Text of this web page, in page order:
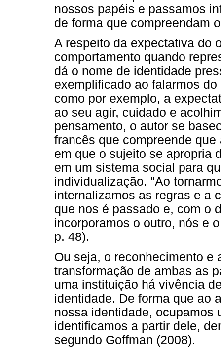
nossos papéis e passamos
de forma que compreendam
A respeito da expectativa do
comportamento quando
dá o nome de identidade
exemplificado ao falarmos
como por exemplo, a
ao seu agir, cuidado e
pensamento, o autor se
francês que compreende
em que o sujeito se apropria
em um sistema social para
individualização. "Ao
internalizamos as regras e a
que nos é passado e, com o
incorporamos o outro, nós e
p. 48).
Ou seja, o reconhecimento e
transformação de ambas as
uma instituição há vivência
identidade. De forma que ao
nossa identidade, ocupamos
identificamos a partir dele,
segundo Goffman (2008).